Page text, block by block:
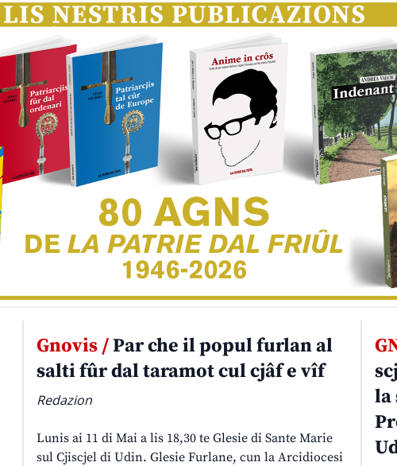
Gnovis /Par che il popul furlan al
salti fûr dal taramot cul cjâf e vîf
Redazion
Lunis ai 11 di Mai a lis 18,30 te Glesie di Sante Marie
sul Cjiscjel di Udin. Glesie Furlane, cun la Arcidiocesi
la